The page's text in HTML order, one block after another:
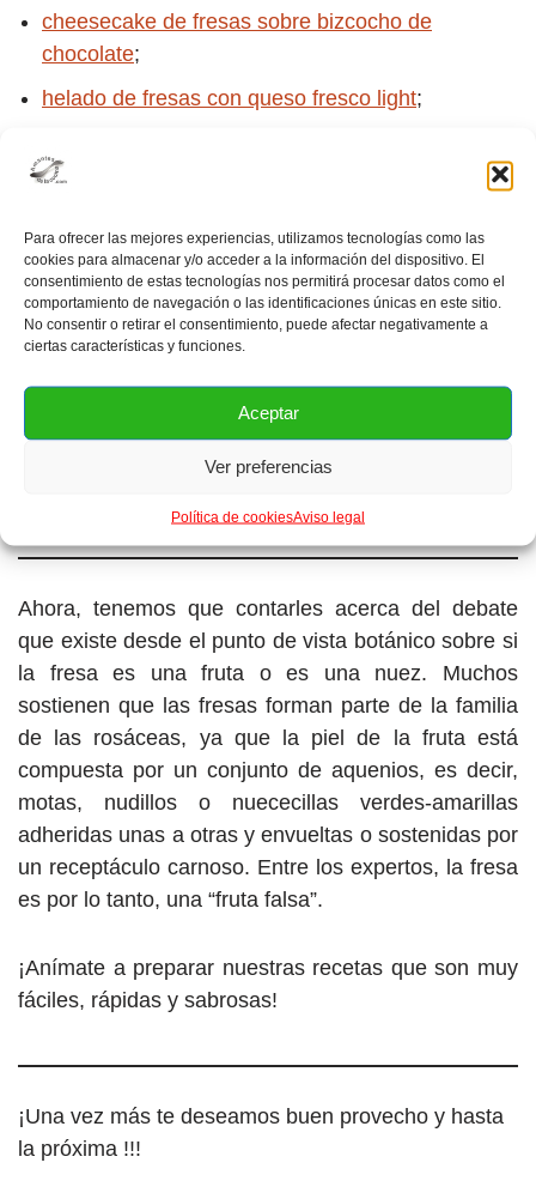
Para ofrecer las mejores experiencias, utilizamos tecnologías como las
cookies para almacenar y/o acceder a la información del dispositivo. El
consentimiento de estas tecnologías nos permitirá procesar datos como el
comportamiento de navegación o las identificaciones únicas en este sitio.
No consentir o retirar el consentimiento, puede afectar negativamente a
ciertas características y funciones.
Aceptar
Ver preferencias
Política de cookiesAviso legal
cheesecake de fresas sobre bizcocho de
chocolate;
helado de fresas con queso fresco light;
postre de fresas con yogurt griego;
mermelada de fresas y ruibarbo;
brazo gitano de fresas y almendras crocantes.
Tablas de equivalencias de ingredientes líquidos e
Ahora, tenemos que contarles acerca del debate
que existe desde el punto de vista botánico sobre si
la fresa es una fruta o es una nuez. Muchos
sostienen que las fresas forman parte de la familia
de las rosáceas, ya que la piel de la fruta está
compuesta por un conjunto de aquenios, es decir,
motas, nudillos o nuececillas verdes-amarillas
adheridas unas a otras y envueltas o sostenidas por
un receptáculo carnoso. Entre los expertos, la fresa
es por lo tanto, una “fruta falsa”.
¡Anímate a preparar nuestras recetas que son muy
fáciles, rápidas y sabrosas!
¡Una vez más te deseamos buen provecho y hasta
la próxima !!!